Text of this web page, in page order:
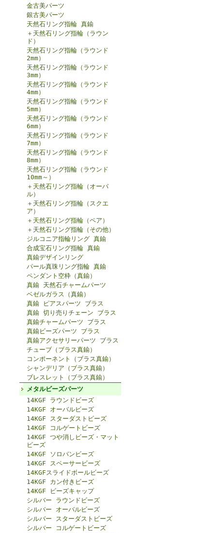
金古美パーツ
銀古美パーツ
天然石リング指輪 真鍮
＋天然石リング指輪（ラウン
ド）
天然石リング指輪（ラウンド
2mm）
天然石リング指輪（ラウンド
3mm）
天然石リング指輪（ラウンド
4mm）
天然石リング指輪（ラウンド
5mm）
天然石リング指輪（ラウンド
6mm）
天然石リング指輪（ラウンド
7mm）
天然石リング指輪（ラウンド
8mm）
天然石リング指輪（ラウンド
10mm～）
＋天然石リング指輪（オーバ
ル）
＋天然石リング指輪（スクエ
ア）
＋天然石リング指輪（ペア）
＋天然石リング指輪（その他）
ジルコニア指輪リング 真鍮
合成宝石リング指輪 真鍮
真鍮デザインリング
パール真珠リング指輪 真鍮
ペンダント空枠（真鍮）
真鍮 天然石チャームパーツ
ベゼルガラス（真鍮）
真鍮 ピアスパーツ ブラス
真鍮 切り売りチェーン ブラス
真鍮チャームパーツ ブラス
真鍮ビーズパーツ ブラス
真鍮アクセサリーパーツ ブラス
チューブ（ブラス真鍮）
コンポーネント（ブラス真鍮）
シャンデリア（ブラス真鍮）
ブレスレット（ブラス真鍮）
メタルビーズパーツ
14KGF ラウンドビーズ
14KGF オーバルビーズ
14KGF スターダストビーズ
14KGF コルゲートビーズ
14KGF つや消しビーズ・マット
ビーズ
14KGF ソロバンビーズ
14KGF スペーサービーズ
14KGFスライドボールビーズ
14KGF カン付きビーズ
14KGF ビーズキャップ
シルバー ラウンドビーズ
シルバー オーバルビーズ
シルバー スターダストビーズ
シルバー コルゲートビーズ